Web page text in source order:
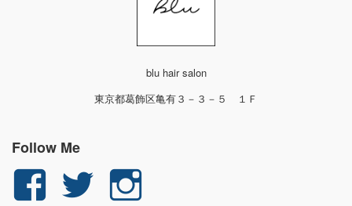
blu hair salon
東京都葛飾区亀有３－３－５ １Ｆ
Follow Me
yuichi.fujita.351
yu_1_fjt